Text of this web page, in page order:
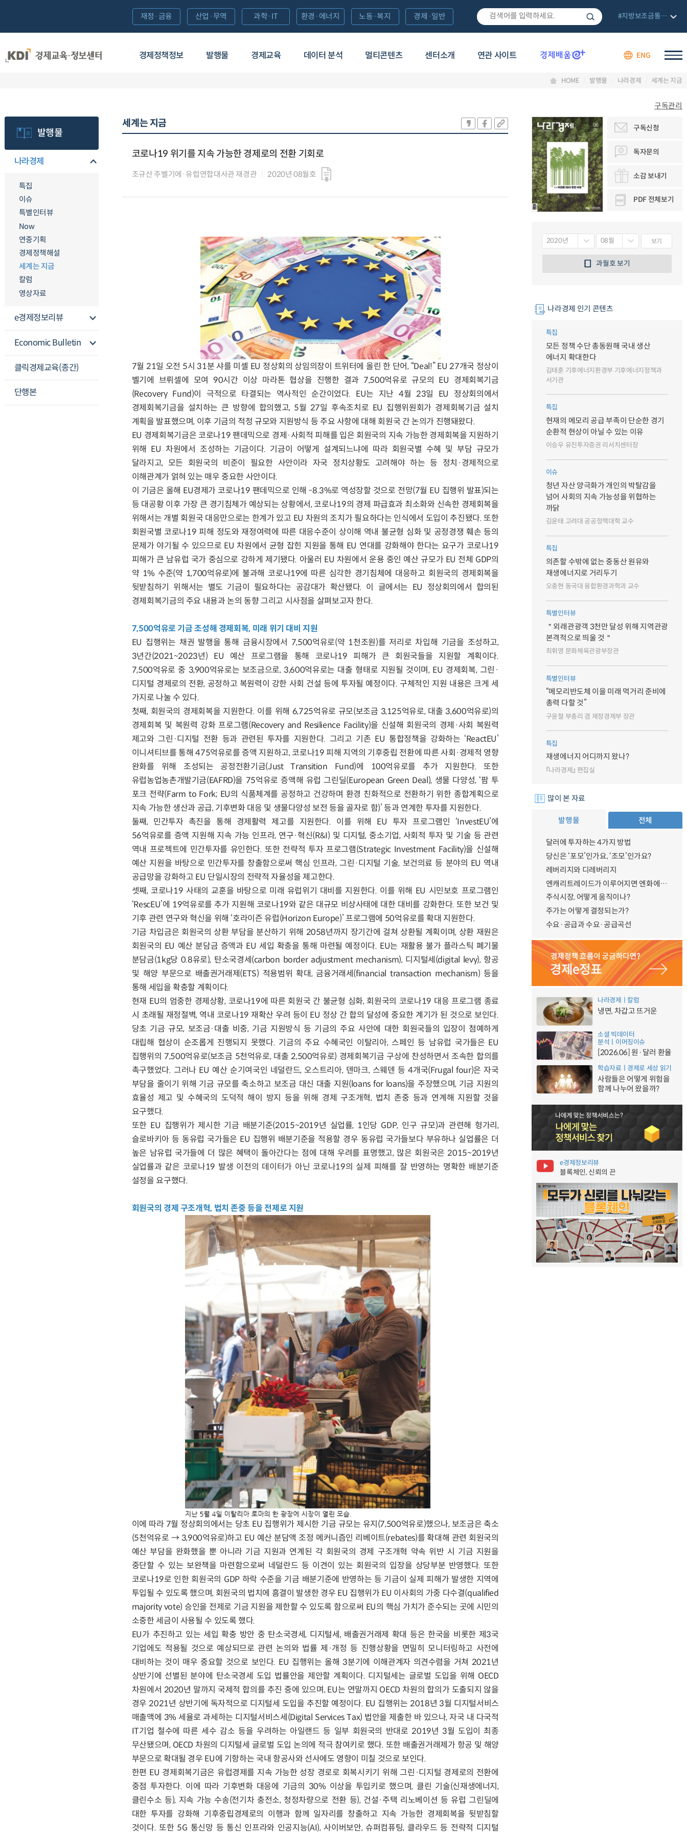
경제정책정보 발행물 경제교육 데이터 분석 멀티콘텐츠 센터소개 연관 사이트 ENG
재정·금융 산업·무역 과학·IT 환경·에너지 노동·복지 경제·일반 #지방보조금통합관리망
HOME 발행물 나라경제 세계는 지금
발행물
나라경제
특집
이슈
특별인터뷰
Now
연중기획
경제정책해설
세계는 지금
칼럼
영상자료
e경제정보리뷰
Economic Bulletin
클릭경제교육(종간)
단행본
세계는 지금
코로나19 위기를 지속 가능한 경제로의 전환 기회로
조규산 주벨기에·유럽연합대사관 재경관 2020년 08월호
7월 21일 오전 5시 31분 샤를 미셸 EU 정상회의 상임의장이 트위터에 올린 한 단어, “Deal!” EU 27개국 정상이
벨기에 브뤼셀에 모여 90시간 이상 마라톤 협상을 진행한 결과 7,500억유로 규모의 EU 경제회복기금
(Recovery Fund)이 극적으로 타결되는 역사적인 순간이었다. EU는 지난 4월 23일 EU 정상회의에서
경제회복기금을 설치하는 큰 방향에 합의했고, 5월 27일 후속조치로 EU 집행위원회가 경제회복기금 설치
계획을 발표했으며, 이후 기금의 적정 규모와 지원방식 등 주요 사항에 대해 회원국 간 논의가 진행돼왔다.
EU 경제회복기금은 코로나19 팬데믹으로 경제·사회적 피해를 입은 회원국의 지속 가능한 경제회복을 지원하기
위해 EU 차원에서 조성하는 기금이다. 기금이 어떻게 설계되느냐에 따라 회원국별 수혜 및 부담 규모가
달라지고, 모든 회원국의 비준이 필요한 사안이라 자국 정치상황도 고려해야 하는 등 정치·경제적으로
이해관계가 얽혀 있는 매우 중요한 사안이다.
이 기금은 올해 EU경제가 코로나19 팬데믹으로 인해 -8.3%로 역성장할 것으로 전망(7월 EU 집행위 발표)되는
등 대공황 이후 가장 큰 경기침체가 예상되는 상황에서, 코로나19의 경제 파급효과 최소화와 신속한 경제회복을
위해서는 개별 회원국 대응만으로는 한계가 있고 EU 차원의 조치가 필요하다는 인식에서 도입이 추진됐다. 또한
회원국별 코로나19 피해 정도와 재정여력에 따른 대응수준이 상이해 역내 불균형 심화 및 공정경쟁 훼손 등의
문제가 야기될 수 있으므로 EU 차원에서 균형 잡힌 지원을 통해 EU 연대를 강화해야 한다는 요구가 코로나19
피해가 큰 남유럽 국가 중심으로 강하게 제기됐다. 아울러 EU 차원에서 운용 중인 예산 규모가 EU 전체 GDP의
약 1% 수준(약 1,700억유로)에 불과해 코로나19에 따른 심각한 경기침체에 대응하고 회원국의 경제회복을
뒷받침하기 위해서는 별도 기금이 필요하다는 공감대가 확산됐다. 이 글에서는 EU 정상회의에서 합의된
경제회복기금의 주요 내용과 논의 동향 그리고 시사점을 살펴보고자 한다.
7,500억유로 기금 조성해 경제회복, 미래 위기 대비 지원
EU 집행위는 채권 발행을 통해 금융시장에서 7,500억유로(약 1천조원)를 저리로 차입해 기금을 조성하고,
3년간(2021~2023년) EU 예산 프로그램을 통해 코로나19 피해가 큰 회원국들을 지원할 계획이다.
7,500억유로 중 3,900억유로는 보조금으로, 3,600억유로는 대출 형태로 지원될 것이며, EU 경제회복, 그린·
디지털 경제로의 전환, 공정하고 복원력이 강한 사회 건설 등에 투자될 예정이다. 구체적인 지원 내용은 크게 세
가지로 나눌 수 있다.
첫째, 회원국의 경제회복을 지원한다. 이를 위해 6,725억유로 규모(보조금 3,125억유로, 대출 3,600억유로)의
경제회복 및 복원력 강화 프로그램(Recovery and Resilience Facility)을 신설해 회원국의 경제·사회 복원력
제고와 그린·디지털 전환 등과 관련된 투자를 지원한다. 그리고 기존 EU 통합정책을 강화하는 ‘ReactEU’
이니셔티브를 통해 475억유로를 증액 지원하고, 코로나19 피해 지역의 기후중립 전환에 따른 사회·경제적 영향
완화를 위해 조성되는 공정전환기금(Just Transition Fund)에 100억유로를 추가 지원한다. 또한
유럽농업농촌개발기금(EAFRD)을 75억유로 증액해 유럽 그린딜(European Green Deal), 생물 다양성, ‘팜 투
포크 전략(Farm to Fork; EU의 식품체계를 공정하고 건강하며 환경 친화적으로 전환하기 위한 종합계획으로
지속 가능한 생산과 공급, 기후변화 대응 및 생물다양성 보전 등을 골자로 함)’ 등과 연계한 투자를 지원한다.
둘째, 민간투자 촉진을 통해 경제활력 제고를 지원한다. 이를 위해 EU 투자 프로그램인 ‘InvestEU’에
56억유로를 증액 지원해 지속 가능 인프라, 연구·혁신(R&I) 및 디지털, 중소기업, 사회적 투자 및 기술 등 관련
역내 프로젝트에 민간투자를 유인한다. 또한 전략적 투자 프로그램(Strategic Investment Facility)을 신설해
예산 지원을 바탕으로 민간투자를 창출함으로써 핵심 인프라, 그린·디지털 기술, 보건의료 등 분야의 EU 역내
공급망을 강화하고 EU 단일시장의 전략적 자율성을 제고한다.
셋째, 코로나19 사태의 교훈을 바탕으로 미래 유럽위기 대비를 지원한다. 이를 위해 EU 시민보호 프로그램인
‘RescEU’에 19억유로를 추가 지원해 코로나19와 같은 대규모 비상사태에 대한 대비를 강화한다. 또한 보건 및
기후 관련 연구와 혁신을 위해 ‘호라이즌 유럽(Horizon Europe)’ 프로그램에 50억유로를 확대 지원한다.
기금 차입금은 회원국의 상환 부담을 분산하기 위해 2058년까지 장기간에 걸쳐 상환될 계획이며, 상환 재원은
회원국의 EU 예산 분담금 증액과 EU 세입 확충을 통해 마련될 예정이다. EU는 재활용 불가 플라스틱 폐기물
분담금(1kg당 0.8유로), 탄소국경세(carbon border adjustment mechanism), 디지털세(digital levy), 항공
및 해양 부문으로 배출권거래제(ETS) 적용범위 확대, 금융거래세(financial transaction mechanism) 등을
통해 세입을 확충할 계획이다.
현재 EU의 엄중한 경제상황, 코로나19에 따른 회원국 간 불균형 심화, 회원국의 코로나19 대응 프로그램 종료
시 초래될 재정절벽, 역내 코로나19 재확산 우려 등이 EU 정상 간 합의 달성에 중요한 계기가 된 것으로 보인다.
당초 기금 규모, 보조금·대출 비중, 기금 지원방식 등 기금의 주요 사안에 대한 회원국들의 입장이 첨예하게
대립해 협상이 순조롭게 진행되지 못했다. 기금의 주요 수혜국인 이탈리아, 스페인 등 남유럽 국가들은 EU
집행위의 7,500억유로(보조금 5천억유로, 대출 2,500억유로) 경제회복기금 구상에 찬성하면서 조속한 합의를
촉구했었다. 그러나 EU 예산 순기여국인 네덜란드, 오스트리아, 덴마크, 스웨덴 등 4개국(Frugal four)은 자국
부담을 줄이기 위해 기금 규모를 축소하고 보조금 대신 대출 지원(loans for loans)을 주장했으며, 기금 지원의
효율성 제고 및 수혜국의 도덕적 해이 방지 등을 위해 경제 구조개혁, 법치 존중 등과 연계해 지원할 것을
요구했다.
또한 EU 집행위가 제시한 기금 배분기준(2015~2019년 실업률, 1인당 GDP, 인구 규모)과 관련해 헝가리,
슬로바키아 등 동유럽 국가들은 EU 집행위 배분기준을 적용할 경우 동유럽 국가들보다 부유하나 실업률은 더
높은 남유럽 국가들에 더 많은 혜택이 돌아간다는 점에 대해 우려를 표명했고, 많은 회원국은 2015~2019년
실업률과 같은 코로나19 발생 이전의 데이터가 아닌 코로나19의 실제 피해를 잘 반영하는 명확한 배분기준
설정을 요구했다.
회원국의 경제 구조개혁, 법치 존중 등을 전제로 지원
이에 따라 7월 정상회의에서는 당초 EU 집행위가 제시한 기금 규모는 유지(7,500억유로)했으나, 보조금은 축소
(5천억유로 → 3,900억유로)하고 EU 예산 분담액 조정 메커니즘인 리베이트(rebates)를 확대해 관련 회원국의
예산 부담을 완화했을 뿐 아니라 기금 지원과 연계된 각 회원국의 경제 구조개혁 약속 위반 시 기금 지원을
중단할 수 있는 보완책을 마련함으로써 네덜란드 등 이견이 있는 회원국의 입장을 상당부분 반영했다. 또한
코로나19로 인한 회원국의 GDP 하락 수준을 기금 배분기준에 반영하는 등 기금이 실제 피해가 발생한 지역에
투입될 수 있도록 했으며, 회원국의 법치에 흠결이 발생한 경우 EU 집행위가 EU 이사회의 가중 다수결(qualified
majority vote) 승인을 전제로 기금 지원을 제한할 수 있도록 함으로써 EU의 핵심 가치가 준수되는 곳에 시민의
소중한 세금이 사용될 수 있도록 했다.
EU가 추진하고 있는 세입 확충 방안 중 탄소국경세, 디지털세, 배출권거래제 확대 등은 한국을 비롯한 제3국
기업에도 적용될 것으로 예상되므로 관련 논의와 법률 제·개정 등 진행상황을 면밀히 모니터링하고 사전에
대비하는 것이 매우 중요할 것으로 보인다. EU 집행위는 올해 3분기에 이해관계자 의견수렴을 거쳐 2021년
상반기에 선별된 분야에 탄소국경세 도입 법률안을 제안할 계획이다. 디지털세는 글로벌 도입을 위해 OECD
차원에서 2020년 말까지 국제적 합의를 추진 중에 있으며, EU는 연말까지 OECD 차원의 합의가 도출되지 않을
경우 2021년 상반기에 독자적으로 디지털세 도입을 추진할 예정이다. EU 집행위는 2018년 3월 디지털서비스
매출액에 3% 세율로 과세하는 디지털서비스세(Digital Services Tax) 법안을 제출한 바 있으나, 자국 내 다국적
IT기업 철수에 따른 세수 감소 등을 우려하는 아일랜드 등 일부 회원국의 반대로 2019년 3월 도입이 최종
무산됐으며, OECD 차원의 디지털세 글로벌 도입 논의에 적극 참여키로 했다. 또한 배출권거래제가 항공 및 해양
부문으로 확대될 경우 EU에 기항하는 국내 항공사와 선사에도 영향이 미칠 것으로 보인다.
한편 EU 경제회복기금은 유럽경제를 지속 가능한 성장 경로로 회복시키기 위해 그린·디지털 경제로의 전환에
중점 투자한다. 이에 따라 기후변화 대응에 기금의 30% 이상을 투입키로 했으며, 클린 기술(신재생에너지,
클린수소 등), 지속 가능 수송(전기차 충전소, 청정차량으로 전환 등), 건설·주택 리노베이션 등 유럽 그린딜에
대한 투자를 강화해 기후중립경제로의 이행과 함께 일자리를 창출하고 지속 가능한 경제회복을 뒷받침할
것이다. 또한 5G 통신망 등 통신 인프라와 인공지능(AI), 사이버보안, 슈퍼컴퓨팅, 클라우드 등 전략적 디지털
구독관리
구독신청
독자문의
소감 보내기
PDF 전체보기
보기
과월호 보기
나라경제 인기 콘텐츠
특집
모든 정책 수단 총동원해 국내 생산
에너지 확대한다
김태훈 기후에너지환경부 기후에너지정책과
서기관
특집
현재의 메모리 공급 부족이 단순한 경기
순환적 현상이 아닐 수 있는 이유
이승우 유진투자증권 리서치센터장
이슈
청년 자산 양극화가 개인의 박탈감을
넘어 사회의 지속 가능성을 위협하는
까닭
김윤태 고려대 공공정책대학 교수
특집
의존할 수밖에 없는 중동산 원유와
재생에너지로 거리두기
오충현 동국대 융합환경과학과 교수
특별인터뷰
＂외래관광객 3천만 달성 위해 지역관광
본격적으로 띄울 것＂
최휘영 문화체육관광부장관
특별인터뷰
“메모리반도체 이을 미래 먹거리 준비에
총력 다할 것”
구윤철 부총리 겸 재정경제부 장관
특집
재생에너지 어디까지 왔나?
『나라경제』 편집실
많이 본 자료
발행물 전체
달러에 투자하는 4가지 방법
당신은 ‘포모’인가요, ‘조모’인가요?
레버리지와 디레버리지
엔캐리트레이드가 이루어지면 엔화에 대한 수요가 증가하지 않나요?
주식시장, 어떻게 움직이나?
주가는 어떻게 결정되는가?
수요·공급과 수요·공급곡선
나라경제ㅣ칼럼
냉면, 차갑고 뜨거운
소셜 빅데이터
분석ㅣ이머징이슈
[2026.06] 원·달러 환율
학습자료ㅣ경제로 세상 읽기
사람들은 어떻게 위험을
함께 나누어 왔을까?
e경제정보리뷰
블록체인, 신뢰의 끈